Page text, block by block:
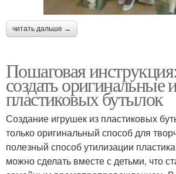
читать дальше →
Пошаговая
создать оригинальные
пластиковых бутылок
Создание игрушек из пластиковых
только оригинальный способ для
полезный способ утилизации
можно сделать вместе с детьми, что